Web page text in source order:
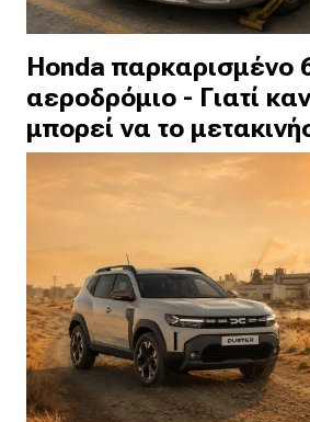
Honda παρκαρισμένο
αεροδρόμιο - Γιατί
μπορεί να το